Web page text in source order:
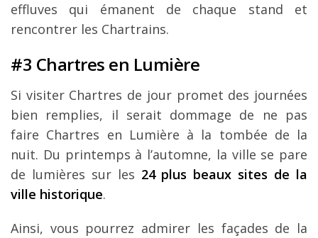
effluves qui émanent de chaque stand et
rencontrer les Chartrains.
#3 Chartres en Lumière
Si visiter Chartres de jour promet des journées
bien remplies, il serait dommage de ne pas
faire Chartres en Lumière à la tombée de la
nuit. Du printemps à l’automne, la ville se pare
de lumières sur les 24 plus beaux sites de la
ville historique.
Ainsi, vous pourrez admirer les façades de la